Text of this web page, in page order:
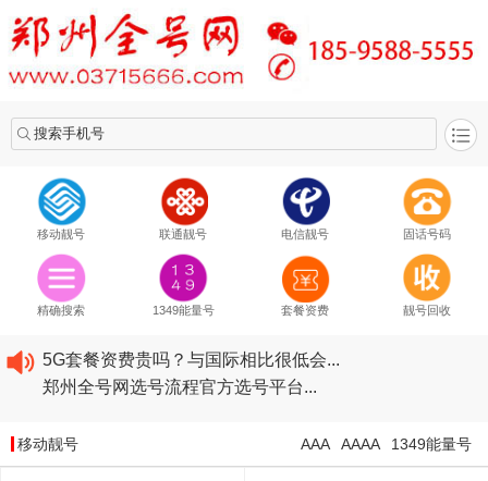
搜索手机号
移动靓号 联通靓号 电信靓号 固话号码
精确搜索 1349能量号 套餐资费 靓号回收
2020​移动最新套餐资费...
2020​联通最新套餐资费...
5G套餐资费贵吗？与国际相比很低会...
郑州全号网选号流程官方选号平台...
2020​联通最新套餐资费...
2020​电信最新套餐资费...
移动靓号 1349能量号
AAAA
AAA